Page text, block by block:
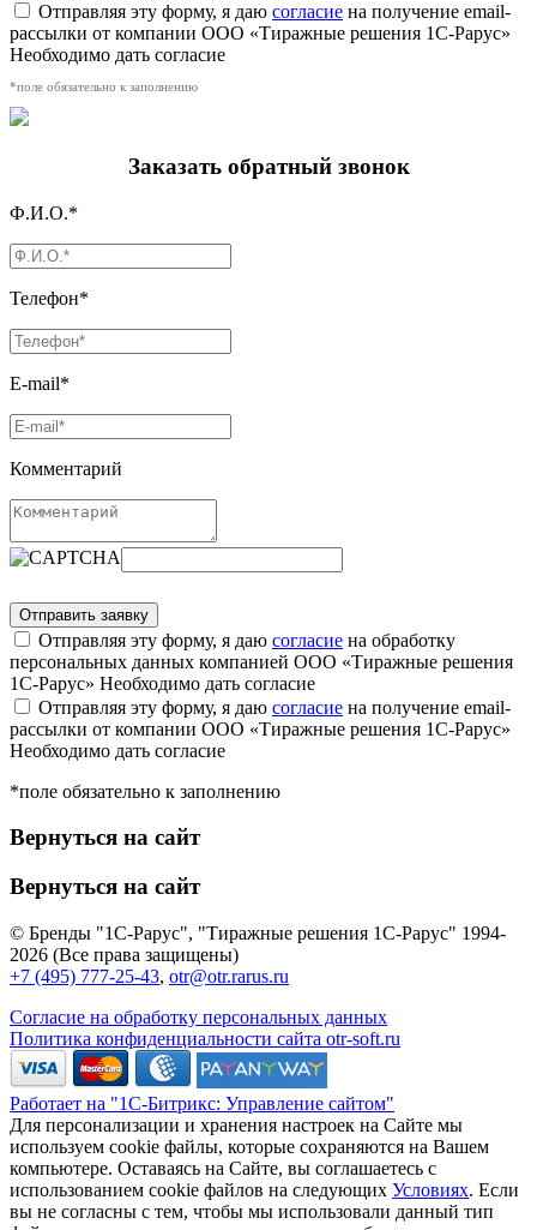
Отправляя эту форму, я даю согласие на получение email-
рассылки от компании ООО «Тиражные решения 1С-Рарус»
Необходимо дать согласие
*поле обязательно к заполнению
Заказать обратный звонок
Ф.И.О.*
Телефон*
E-mail*
Комментарий
Отправляя эту форму, я даю согласие на обработку
персональных данных компанией ООО «Тиражные решения
1С-Рарус» Необходимо дать согласие
Отправляя эту форму, я даю согласие на получение email-
рассылки от компании ООО «Тиражные решения 1С-Рарус»
Необходимо дать согласие
*поле обязательно к заполнению
Вернуться на сайт
Вернуться на сайт
© Бренды "1С-Рарус", "Тиражные решения 1С-Рарус" 1994-
2026 (Все права защищены)
+7 (495) 777-25-43, otr@otr.rarus.ru
Согласие на обработку персональных данных
Политика конфиденциальности сайта otr-soft.ru
Работает на "1С-Битрикс: Управление сайтом"
Для персонализации и хранения настроек на Сайте мы
используем cookie файлы, которые сохраняются на Вашем
компьютере. Оставаясь на Сайте, вы соглашаетесь с
использованием cookie файлов на следующих Условиях. Если
вы не согласны с тем, чтобы мы использовали данный тип